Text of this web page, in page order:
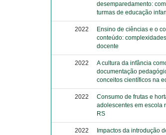
desemparedamento:
turmas de educação
2022
Ensino de ciências e o
conteúdo:
docente
2022
A cultura da infância
documentação
conceitos científicos na
2022
Consumo de frutas e
adolescentes em escola
RS
2022 Impactos da introdução